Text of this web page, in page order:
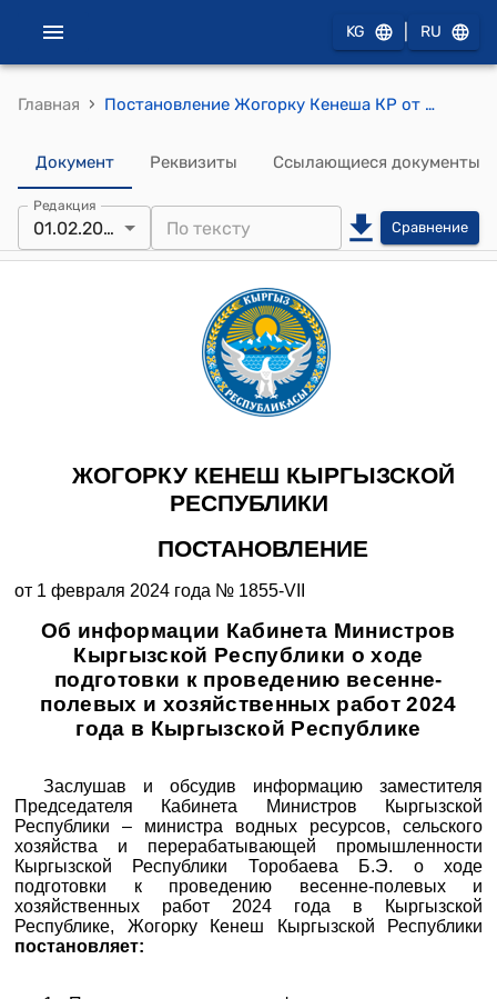
KG RU
Главная › Постановление Жогорку Кенеша КР от 1 февраля 2024 года № 1855-VII "Об информации Кабинета Министров Кыргызской Республики о ходе подготовки к проведению весенне-полевых и хозяйственных работ 2024 года в Кыргызской Республике"
Документ Реквизиты Ссылающиеся документы
Редакция
01.02.2024 Сравнение